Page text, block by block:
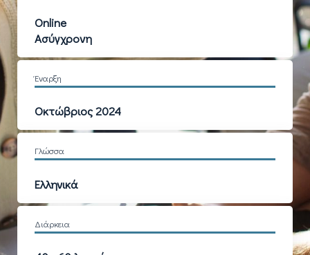
Online
Ασύγχρονη
Έναρξη
Οκτώβριος 2024
Γλώσσα
Ελληνικά
Διάρκεια